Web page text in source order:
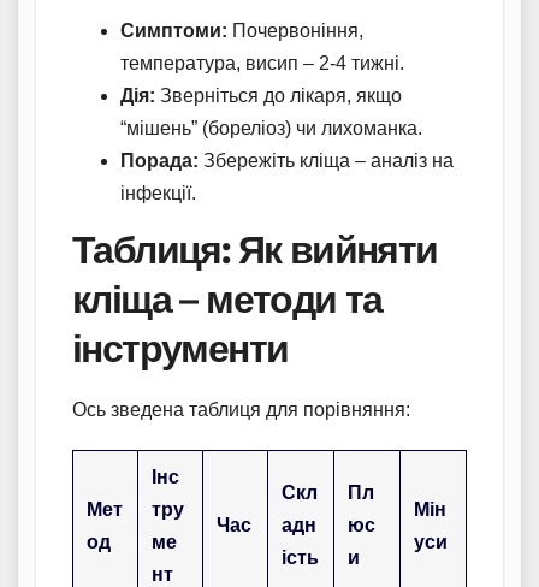
Симптоми: Почервоніння,
температура, висип – 2-4 тижні.
Дія: Зверніться до лікаря, якщо
“мішень” (бореліоз) чи лихоманка.
Порада: Збережіть кліща – аналіз на
інфекції.
Таблиця: Як вийняти
кліща – методи та
інструменти
Ось зведена таблиця для порівняння:
Мет
од
Інс
тру
ме
нт
Час
Скл
адн
ість
Пл
юс
и
Мін
уси